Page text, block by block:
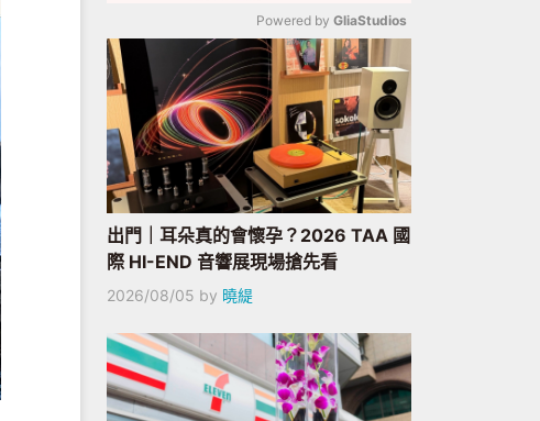
Mute
Powered by GliaStudios
出門｜耳朵真的會懷孕？2026 TAA 國
際 HI-END 音響展現場搶先看
2026/08/05 by 曉緹